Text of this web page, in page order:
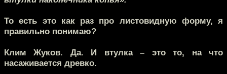
То есть это как раз про листовидную форму, я
правильно понимаю?
Клим Жуков. Да. И втулка – это то, на что
насаживается древко.